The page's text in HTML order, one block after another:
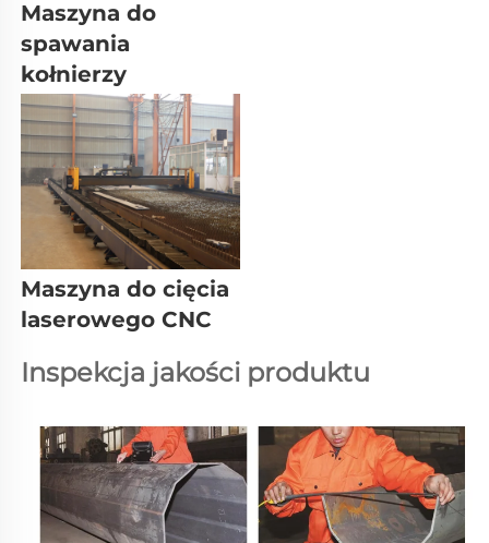
Maszyna do
spawania
kołnierzy
Maszyna do cięcia
laserowego CNC
Inspekcja jakości produktu